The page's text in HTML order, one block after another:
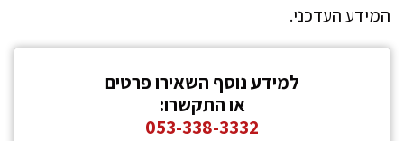
המידע העדכני.
למידע נוסף השאירו פרטים
או התקשרו:
053-338-3332